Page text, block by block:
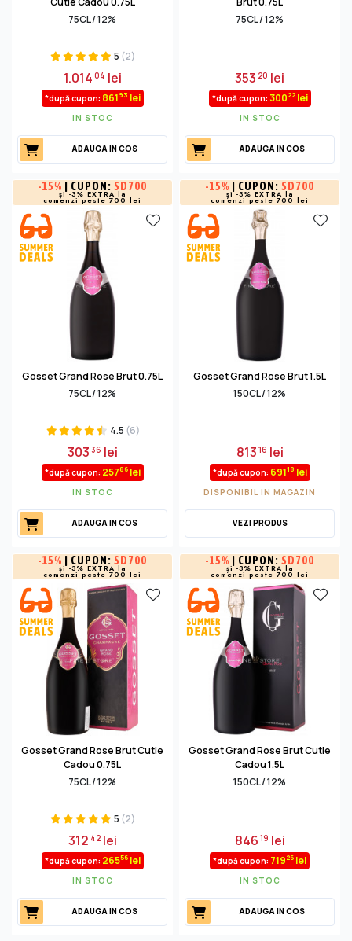
75CL / 12%
5 (2)
1.01404 lei
*după cupon: 86193 lei
IN STOC
ADAUGA IN COS
75CL / 12%
353 20 lei
*după cupon: 30022lei
IN STOC
ADAUGA IN COS
-15% | CUPON: SD700
și -3% EXTRA la
comenzi peste 700 lei
Gosset Grand Rose Brut 0.75L
75CL / 12%
4.5 (6)
303 36 lei
*după cupon: 25786lei
IN STOC
ADAUGA IN COS
-15% | CUPON: SD700
și -3% EXTRA la
comenzi peste 700 lei
Gosset Grand Rose Brut 1.5L
150CL / 12%
81316 lei
*după cupon: 69118 lei
DISPONIBIL IN MAGAZIN
VEZI PRODUS
-15% | CUPON: SD700
și -3% EXTRA la
comenzi peste 700 lei
Gosset Grand Rose Brut Cutie
Cadou 0.75L
75CL / 12%
5 (2)
312 42lei
*după cupon: 26556lei
IN STOC
ADAUGA IN COS
-15% | CUPON: SD700
și -3% EXTRA la
comenzi peste 700 lei
Gosset Grand Rose Brut Cutie
Cadou 1.5L
150CL / 12%
84619 lei
*după cupon: 71926 lei
IN STOC
ADAUGA IN COS